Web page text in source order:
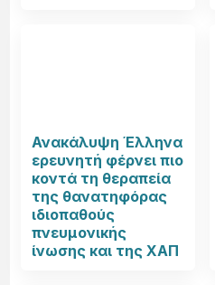
Ανακάλυψη Έλληνα
ερευνητή φέρνει πιο
κοντά τη θεραπεία
της θανατηφόρας
ιδιοπαθούς
πνευμονικής
ίνωσης και της ΧΑΠ